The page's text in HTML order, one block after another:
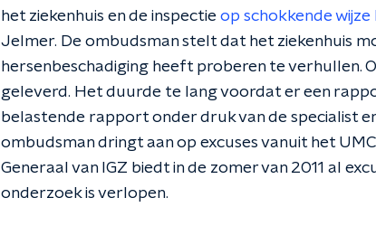
het ziekenhuis en de inspectie op schokkende
Jelmer. De ombudsman stelt dat het ziekenhuis
hersenbeschadiging heeft proberen te verhullen.
geleverd. Het duurde te lang voordat er een
belastende rapport onder druk van de specialist
ombudsman dringt aan op excuses vanuit het
Generaal van IGZ biedt in de zomer van 2011 al
onderzoek is verlopen.